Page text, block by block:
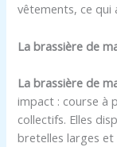
vêtements, ce
La brassière de
La brassière de
impact : course à
collectifs. Elles
bretelles larges et